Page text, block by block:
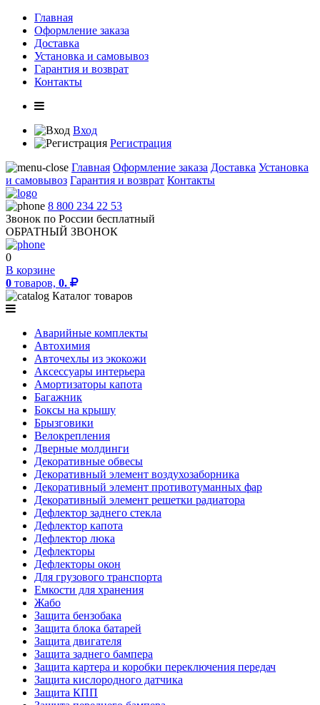
Главная
Оформление заказа
Доставка
Установка и самовывоз
Гарантия и возврат
Контакты
Вход
Регистрация
Главная Оформление заказа Доставка Установка
и самовывоз Гарантия и возврат Контакты
8 800 234 22 53
Звонок по России бесплатный
ОБРАТНЫЙ ЗВОНОК
0
В корзине
0 товаров, 0.
Каталог товаров
Аварийные комплекты
Автохимия
Авточехлы из экокожи
Аксессуары интерьера
Амортизаторы капота
Багажник
Боксы на крышу
Брызговики
Велокрепления
Дверные молдинги
Декоративные обвесы
Декоративный элемент воздухозаборника
Декоративный элемент противотуманных фар
Декоративный элемент решетки радиатора
Дефлектор заднего стекла
Дефлектор капота
Дефлектор люка
Дефлекторы
Дефлекторы окон
Для грузового транспорта
Емкости для хранения
Жабо
Защита бензобака
Защита блока батарей
Защита двигателя
Защита заднего бампера
Защита картера и коробки переключения передач
Защита кислородного датчика
Защита КПП